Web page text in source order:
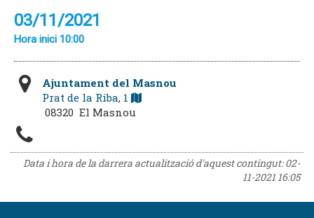
03/11/2021
Hora inici 10:00
Ajuntament del Masnou
Prat de la Riba, 1
08320 El Masnou
Data i hora de la darrera actualització d'aquest contingut:02-
11-2021 16:05